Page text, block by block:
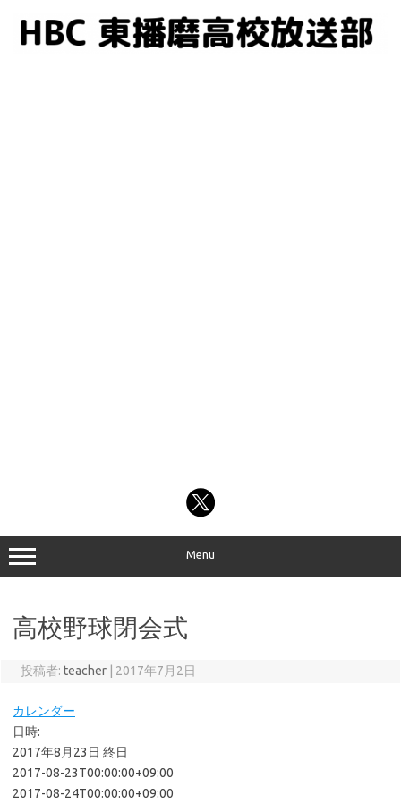
Menu
高校野球閉会式
投稿者: teacher 2017年7月2日
カレンダー
日時:
2017年8月23日 終日
2017-08-23T00:00:00+09:00
2017-08-24T00:00:00+09:00